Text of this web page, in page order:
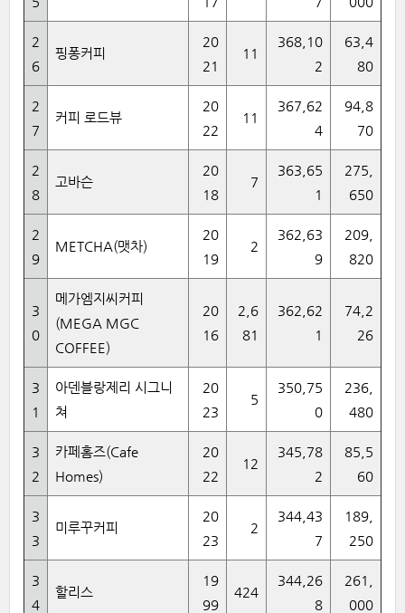
2
6
핑퐁커피
20
21
11
368,10
2
63,4
80
2
7
커피 로드뷰
20
22
11
367,62
4
94,8
70
2
8
고바슨
20
18
7
363,65
1
275,
650
2
9
METCHA(맷차)
20
19
2
362,63
9
209,
820
3
0
메가엠지씨커피
(MEGA MGC
COFFEE)
20
16
2,6
81
362,62
1
74,2
26
3
1
아덴블랑제리 시그니
쳐
20
23
5
350,75
0
236,
480
3
2
카페홈즈(Cafe
Homes)
20
22
12
345,78
2
85,5
60
3
3
미루꾸커피
20
23
2
344,43
7
189,
250
3
4
할리스
19
99
424
344,26
8
261,
000